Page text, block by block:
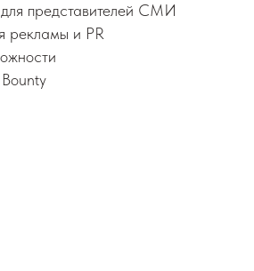
для представителей СМИ
рекламы и PR